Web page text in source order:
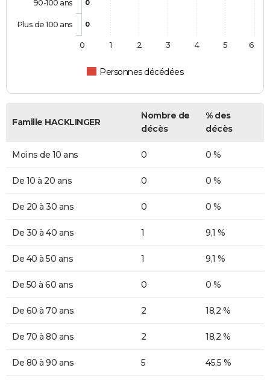
0
0
Personnes décédées
90-100 ans
Plus de 100 ans
0 1 2 3 4 5 6
Famille HACKLINGER
Nombre de
décès
% des
décès
Moins de 10 ans 0 0 %
De 10 à 20 ans 0 0 %
De 20 à 30 ans 0 0 %
De 30 à 40 ans 1 9,1 %
De 40 à 50 ans 1 9,1 %
De 50 à 60 ans 0 0 %
De 60 à 70 ans 2 18,2 %
De 70 à 80 ans 2 18,2 %
De 80 à 90 ans 5 45,5 %